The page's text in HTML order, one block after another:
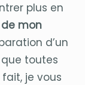
plus en
mon
d’un
toutes
je vous